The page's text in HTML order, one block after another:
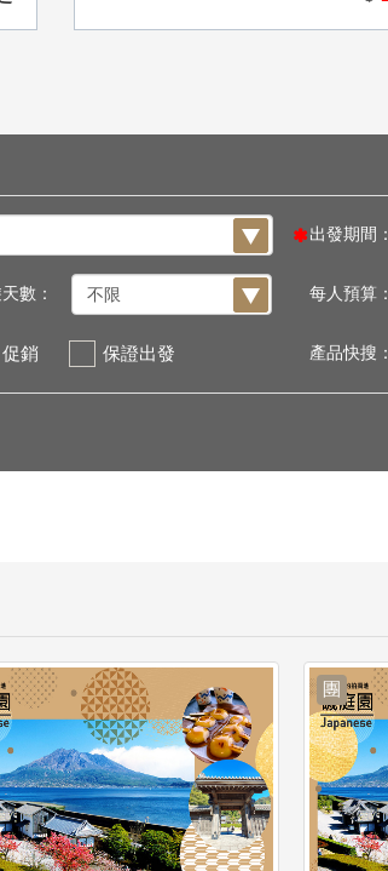
出發期間：
數： 每人預算：
促銷 保證出發 產品快搜：
團